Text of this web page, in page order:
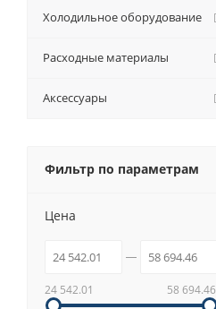
Холодильное оборудование
Расходные материалы
Аксессуары
Фильтр по параметрам
Цена
24 542.01 58 694.46